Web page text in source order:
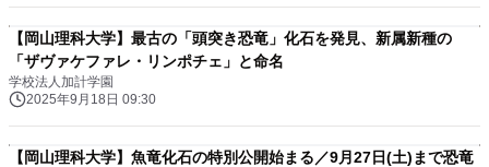
【岡山理科大学】最古の「頭突き恐竜」化石を発見、新属新種の
「ザヴァケファレ・リンポチェ」と命名
学校法人加計学園
2025年9月18日 09:30
【岡山理科大学】魚竜化石の特別公開始まる／9月27日(土)まで恐竜